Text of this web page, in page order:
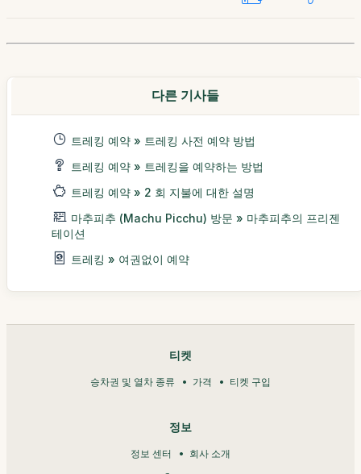
다른 기사들
트레킹 예약 » 트레킹 사전 예약 방법
트레킹 예약 » 트레킹을 예약하는 방법
트레킹 예약 » 2 회 지불에 대한 설명
마추피추 (Machu Picchu) 방문 » 마추피추의 프리젠
테이션
트레킹 » 여권없이 예약
티켓
승차권 및 열차 종류 가격 티켓 구입
정보
정보 센터 회사 소개